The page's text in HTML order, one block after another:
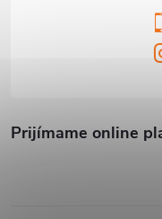
Prijímame online